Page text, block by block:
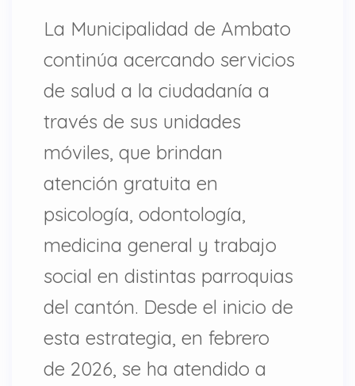
La Municipalidad de Ambato
continúa acercando servicios
de salud a la ciudadanía a
través de sus unidades
móviles, que brindan
atención gratuita en
psicología, odontología,
medicina general y trabajo
social en distintas parroquias
del cantón. Desde el inicio de
esta estrategia, en febrero
de 2026, se ha atendido a